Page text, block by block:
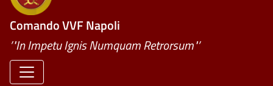
Comando VVF Napoli
’"In Impetu Ignis Numquam Retrorsum"’